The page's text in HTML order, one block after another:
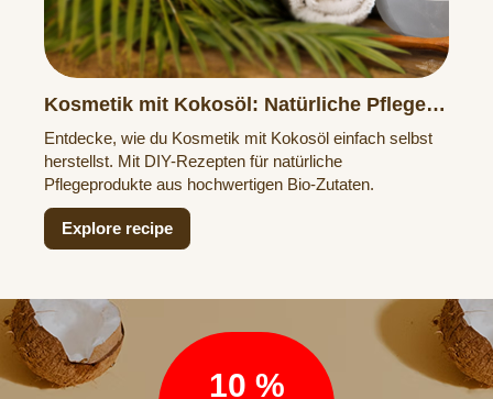
Kosmetik mit Kokosöl: Natürliche Pflege
Entdecke, wie du Kosmetik mit Kokosöl einfach selbst
herstellst. Mit DIY-Rezepten für natürliche
Pflegeprodukte aus hochwertigen Bio-Zutaten.
Explore recipe
Newsletter
10 %